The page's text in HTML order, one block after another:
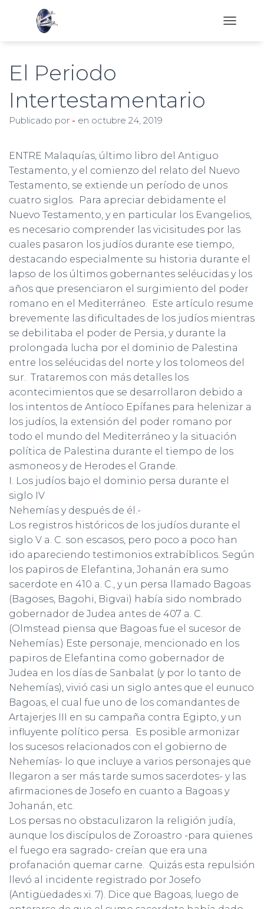
N
G
A
C
I
N
El Periodo
Intertestamentario
Publicado por - en octubre 24, 2019
ENTRE Malaquías, último libro del Antiguo
Testamento, y el comienzo del relato del Nuevo
Testamento, se extiende un período de unos
cuatro siglos. Para apreciar debidamente el
Nuevo Testamento, y en particular los Evangelios,
es necesario comprender las vicisitudes por las
cuales pasaron los judíos durante ese tiempo,
destacando especialmente su historia durante el
lapso de los últimos gobernantes seléucidas y los
años que presenciaron el surgimiento del poder
romano en el Mediterráneo. Este artículo resume
brevemente las dificultades de los judíos mientras
se debilitaba el poder de Persia, y durante la
prolongada lucha por el dominio de Palestina
entre los seléucidas del norte y los tolomeos del
sur. Trataremos con más detalles los
acontecimientos que se desarrollaron debido a
los intentos de Antíoco Epífanes para helenizar a
los judíos, la extensión del poder romano por
todo el mundo del Mediterráneo y la situación
política de Palestina durante el tiempo de los
asmoneos y de Herodes el Grande.
I. Los judíos bajo el dominio persa durante el
siglo IV
Nehemías y después de él.-
Los registros históricos de los judíos durante el
siglo V a. C. son escasos, pero poco a poco han
ido apareciendo testimonios extrabíblicos. Según
los papiros de Elefantina, Johanán era sumo
sacerdote en 410 a. C., y un persa llamado Bagoas
(Bagoses, Bagohi, Bigvai) había sido nombrado
gobernador de Judea antes de 407 a. C.
(Olmstead piensa que Bagoas fue el sucesor de
Nehemías.) Este personaje, mencionado en los
papiros de Elefantina como gobernador de
Judea en los días de Sanbalat (y por lo tanto de
Nehemías), vivió casi un siglo antes que el eunuco
Bagoas, el cual fue uno de los comandantes de
Artajerjes III en su campaña contra Egipto, y un
influyente político persa. Es posible armonizar
los sucesos relacionados con el gobierno de
Nehemías- lo que incluye a varios personajes que
llegaron a ser más tarde sumos sacerdotes- y las
afirmaciones de Josefo en cuanto a Bagoas y
Johanán, etc.
Los persas no obstaculizaron la religión judía,
aunque los discípulos de Zoroastro -para quienes
el fuego era sagrado- creían que era una
profanación quemar carne. Quizás esta repulsión
llevó al incidente registrado por Josefo
(Antigüedades xi. 7). Dice que Bagoas, luego de